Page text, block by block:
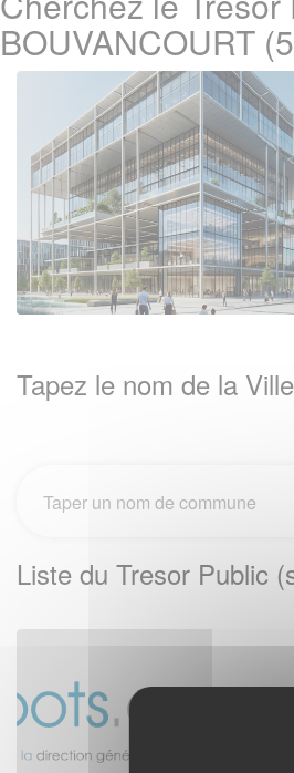
BOUVANCOURT
Tapez le nom de la
Liste du Tresor Public